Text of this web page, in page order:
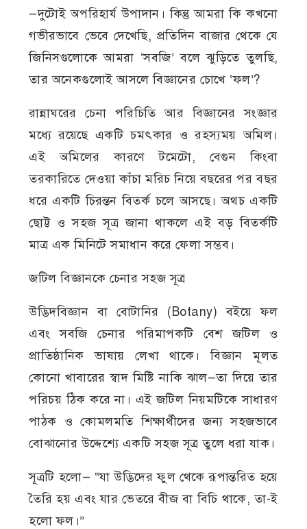
—দুটোই অপরিহার্য উপাদান। কিন্তু আমরা কি কখনো
গভীরভাবে ভেবে দেখেছি, প্রতিদিন বাজার থেকে যে
জিনিসগুলোকে আমরা ‘সবজি’ বলে ঝুড়িতে তুলছি,
তার অনেকগুলোই আসলে বিজ্ঞানের চোখে ‘ফল’?
রান্নাঘরের চেনা পরিচিতি আর বিজ্ঞানের সংজ্ঞার
মধ্যে রয়েছে একটি চমৎকার ও রহস্যময় অমিল।
এই অমিলের কারণে টমেটো, বেগুন কিংবা
তরকারিতে দেওয়া কাঁচা মরিচ নিয়ে বছরের পর বছর
ধরে একটি চিরন্তন বিতর্ক চলে আসছে। অথচ একটি
ছোট্ট ও সহজ সূত্র জানা থাকলে এই বড় বিতর্কটি
মাত্র এক মিনিটে সমাধান করে ফেলা সম্ভব।
জটিল বিজ্ঞানকে চেনার সহজ সূত্র
উদ্ভিদবিজ্ঞান বা বোটানির (Botany) বইয়ে ফল
এবং সবজি চেনার পরিমাপকটি বেশ জটিল ও
প্রাতিষ্ঠানিক ভাষায় লেখা থাকে। বিজ্ঞান মূলত
কোনো খাবারের স্বাদ মিষ্টি নাকি ঝাল—তা দিয়ে তার
পরিচয় ঠিক করে না। এই জটিল নিয়মটিকে সাধারণ
পাঠক ও কোমলমতি শিক্ষার্থীদের জন্য সহজভাবে
বোঝানোর উদ্দেশ্যে একটি সহজ সূত্র তুলে ধরা যাক।
সূত্রটি হলো— “যা উদ্ভিদের ফুল থেকে রূপান্তরিত হয়ে
তৈরি হয় এবং যার ভেতরে বীজ বা বিচি থাকে, তা-ই
হলো ফল।”